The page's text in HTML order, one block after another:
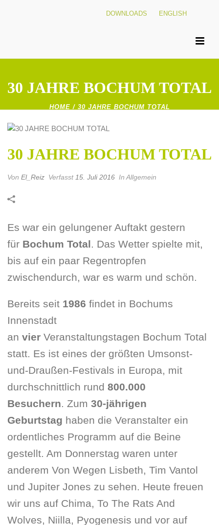
30 JAHRE BOCHUM TOTAL
HOME / 30 JAHRE BOCHUM TOTAL
30 JAHRE BOCHUM TOTAL
Von El_Reiz Verfasst 15. Juli 2016 In Allgemein
Es war ein gelungener Auftakt gestern
für Bochum Total. Das Wetter spielte mit,
bis auf ein paar Regentropfen
zwischendurch, war es warm und schön.
Bereits seit 1986 findet in Bochums
Innenstadt
an vier Veranstaltungstagen Bochum Total
statt. Es ist eines der größten Umsonst-
und-Draußen-Festivals in Europa, mit
durchschnittlich rund 800.000
Besuchern. Zum 30-jährigen
Geburtstag haben die Veranstalter ein
ordentliches Programm auf die Beine
gestellt. Am Donnerstag waren unter
anderem Von Wegen Lisbeth, Tim Vantol
und Jupiter Jones zu sehen. Heute freuen
wir uns auf Chima, To The Rats And
Wolves, Niilla, Pyogenesis und vor auf
DOWNLOADS ENGLISH